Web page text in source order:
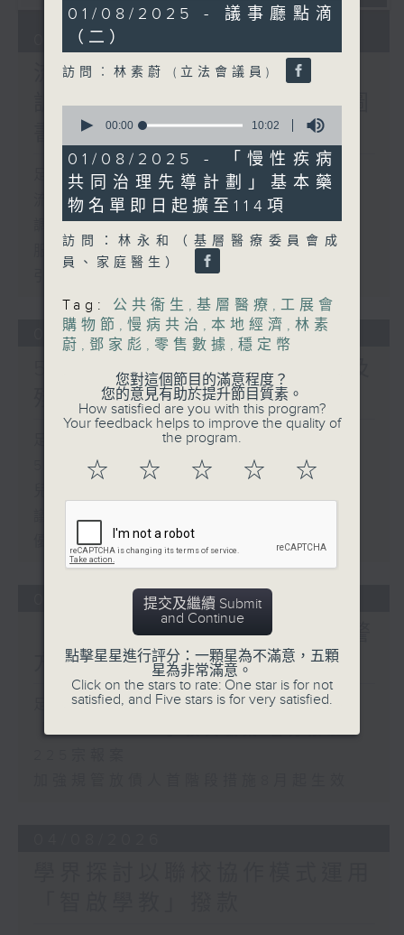
07/08/2026
流動圖書館使用人數參差 申
訴專員主動調查康文署三項圖
書館服務
足本 Full (HKT 17:00 - 18:00)
流動圖書館使用人數參差 申訴專員主動
調查康文署三項圖書館服務
服務業總工會公布《預防工作時中暑指
引》執行情況調查結果
06/08/2026
5歲男童被虐致死 母親誤殺及
殘酷對待兒童罪成判囚22年
足本 Full (HKT 17:00 - 18:00)
5歲男童被虐致死 母親誤殺及殘酷對待
議員關注教科書價格升幅對基層影響 提
優化學校書簿津貼計劃等建議
05/08/2026
「Fun Coffee」投資騙案 警
方接獲225宗報案
足本 Full (HKT 17:00 - 18:00)
「Fun Coffee」投資騙案 警方接獲
10
minutes,
30
seconds
01/08/2025 - 議事廳點滴
（二）
訪問︰林素蔚 (立法會議員)
seconds
10
minutes,
2
seconds
00:00 10:02
01/08/2025 - 「慢性疾病
共同治理先導計劃」基本藥
物名單即日起擴至114項
訪問：林永和（基層醫療委員會成
員、家庭醫生）
Tag: 公共衞生 , 基層醫療 , 工展會
購物節 , 慢病共治 , 本地經濟 , 林素
蔚 , 鄧家彪 , 零售數據 , 穩定幣
您對這個節目的滿意程度？
您的意見有助於提升節目質素。
How satisfied are you with this program?
Your feedback helps to improve the quality of
the program.
☆ ☆ ☆ ☆ ☆
提交及繼續 Submit
and Continue
點擊星星進行評分：一顆星為不滿意，五顆
星為非常滿意。
Click on the stars to rate: One star is for not
satisfied, and Five stars is for very satisfied.